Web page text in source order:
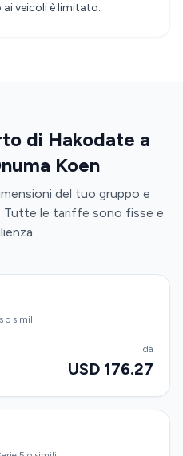
veicoli è limitato.
di Hakodate a
Koen
del tuo gruppo e
Tutte le tariffe sono fisse e
o simili
da
USD 176.27